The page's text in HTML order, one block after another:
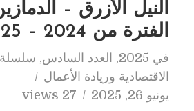
النيل الأزرق –
الفترة من 2024 – 2025
في 2025
, العدد السادس, سلسلة
الاقتصادية وريادة الأعمال
يونيو 26, 2025
27 views